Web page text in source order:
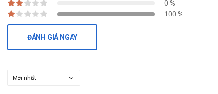
0 %
100 %
ĐÁNH GIÁ NGAY